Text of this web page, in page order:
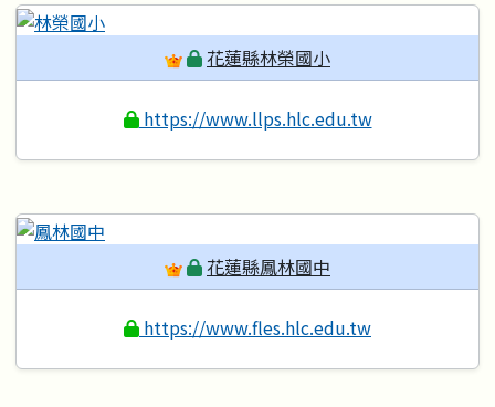
花蓮縣林榮國小
https://www.llps.hlc.edu.tw
花蓮縣鳳林國中
https://www.fles.hlc.edu.tw